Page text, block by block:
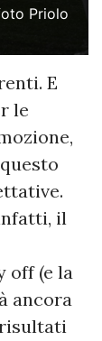
Priolo
E
le
il
off (e la
ancora